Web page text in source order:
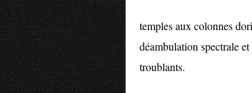
temples aux colonnes
déambulation spectrale
troublants.